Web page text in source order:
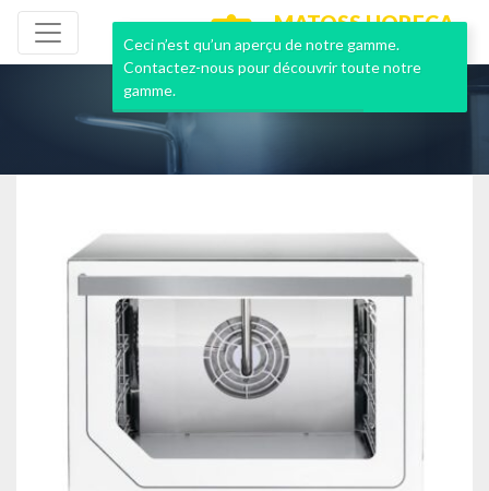
MATOSS HORECA
NEUF & OCCASION
Ceci n’est qu’un aperçu de notre gamme.
Contactez-nous pour découvrir toute notre
gamme.